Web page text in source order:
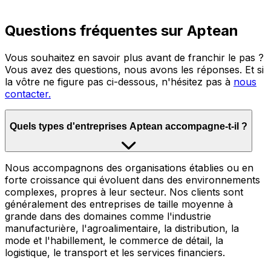
Questions fréquentes sur Aptean
Vous souhaitez en savoir plus avant de franchir le pas ?
Vous avez des questions, nous avons les réponses. Et si
la vôtre ne figure pas ci-dessous, n'hésitez pas à nous
contacter.
Quels types d'entreprises Aptean accompagne-t-il ?
Nous accompagnons des organisations établies ou en
forte croissance qui évoluent dans des environnements
complexes, propres à leur secteur. Nos clients sont
généralement des entreprises de taille moyenne à
grande dans des domaines comme l'industrie
manufacturière, l'agroalimentaire, la distribution, la
mode et l'habillement, le commerce de détail, la
logistique, le transport et les services financiers.